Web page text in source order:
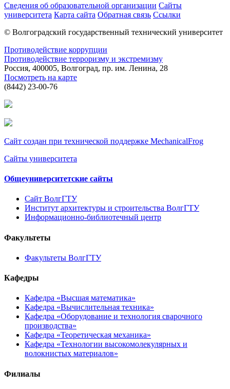
Сведения об образовательной организации Сайты
университета Карта сайта Обратная связь Ссылки
© Волгоградский государственный технический университет
Противодействие коррупции
Противодействие терроризму и экстремизму
Россия, 400005, Волгоград, пр. им. Ленина, 28
Посмотреть на карте
(8442) 23-00-76
Сайт создан при технической поддержке MechanicalFrog
Сайты университета
Общеуниверситетские сайты
Сайт ВолгГТУ
Институт архитектуры и строительства ВолгГТУ
Информационно-библиотечный центр
Факультеты
Факультеты ВолгГТУ
Кафедры
Кафедра «Высшая математика»
Кафедра «Вычислительная техника»
Кафедра «Оборудование и технология сварочного
производства»
Кафедра «Теоретическая механика»
Кафедра «Технологии высокомолекулярных и
волокнистых материалов»
Филиалы